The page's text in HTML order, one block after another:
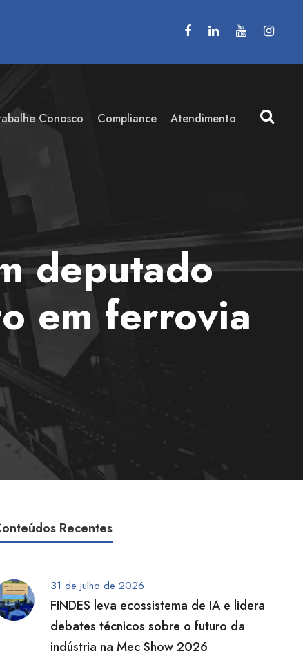
Conosco Compliance Atendimento
deputado
em ferrovia
Recentes
31 de julho de 2026
FINDES leva ecossistema de IA e lidera
debates técnicos sobre o futuro da
indústria na Mec Show 2026